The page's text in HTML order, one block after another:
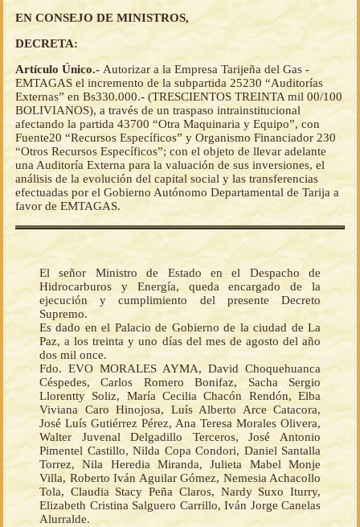
EN CONSEJO DE MINISTROS,
DECRETA:
Artículo Único.- Autorizar a la Empresa Tarijeña del Gas -
EMTAGAS el incremento de la subpartida 25230 “Auditorías
Externas” en Bs330.000.- (TRESCIENTOS TREINTA mil 00/100
BOLIVIANOS), a través de un traspaso intrainstitucional
afectando la partida 43700 “Otra Maquinaria y Equipo”, con
Fuente20 “Recursos Específicos” y Organismo Financiador 230
“Otros Recursos Específicos”; con el objeto de llevar adelante
una Auditoría Externa para la valuación de sus inversiones, el
análisis de la evolución del capital social y las transferencias
efectuadas por el Gobierno Autónomo Departamental de Tarija a
favor de EMTAGAS.
El señor Ministro de Estado en el Despacho de
Hidrocarburos y Energía, queda encargado de la
ejecución y cumplimiento del presente Decreto
Supremo.
Es dado en el Palacio de Gobierno de la ciudad de La
Paz, a los treinta y uno días del mes de agosto del año
dos mil once.
Fdo. EVO MORALES AYMA, David Choquehuanca
Céspedes, Carlos Romero Bonifaz, Sacha Sergio
Llorentty Soliz, María Cecilia Chacón Rendón, Elba
Viviana Caro Hinojosa, Luís Alberto Arce Catacora,
José Luís Gutiérrez Pérez, Ana Teresa Morales Olivera,
Walter Juvenal Delgadillo Terceros, José Antonio
Pimentel Castillo, Nilda Copa Condori, Daniel Santalla
Torrez, Nila Heredia Miranda, Julieta Mabel Monje
Villa, Roberto Iván Aguilar Gómez, Nemesia Achacollo
Tola, Claudia Stacy Peña Claros, Nardy Suxo Iturry,
Elizabeth Cristina Salguero Carrillo, Iván Jorge Canelas
Alurralde.